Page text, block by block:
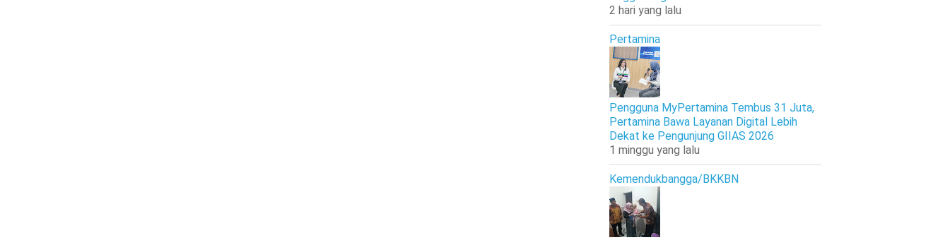
2 hari yang lalu
Pertamina
Pengguna MyPertamina Tembus 31 Juta,
Pertamina Bawa Layanan Digital Lebih
Dekat ke Pengunjung GIIAS 2026
1 minggu yang lalu
Kemendukbangga/BKKBN